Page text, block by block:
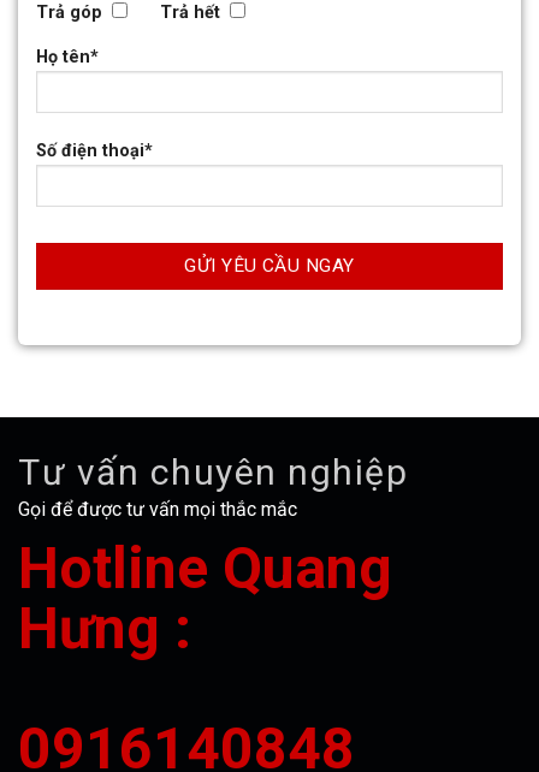
Trả góp
Trả hết
Họ tên*
Số điện thoại*
Tư vấn chuyên nghiệp
Gọi để được tư vấn mọi thắc mắc
Hotline Quang
Hưng :
0916140848